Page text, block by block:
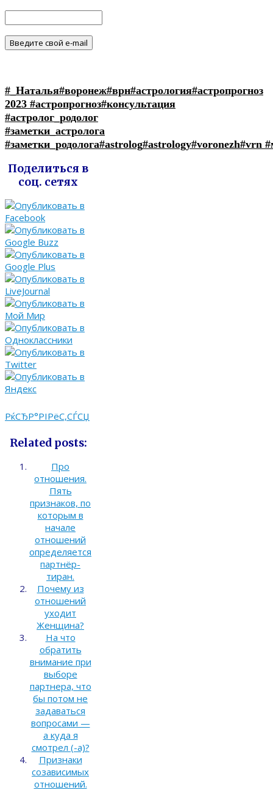
#_Наталья#воронеж#врн#астрология#астропрогноз
2023 #астропрогноз#консультация
#астролог_родолог
#заметки_астролога
#заметки_родолога#astrolog#astrology#voronezh#vrn
Поделиться в
соц. сетях
РќСЂР°РІРёС‚СЃСЏ
Related posts:
Про
отношения.
Пять
признаков, по
которым в
начале
отношений
определяется
партнёр-
тиран.
Почему из
отношений
уходит
Женщина?
На что
обратить
внимание при
выборе
партнера, что
бы потом не
задаваться
вопросами —
а куда я
смотрел (-а)?
Признаки
созависимых
отношений.